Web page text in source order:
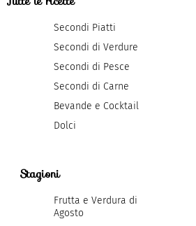
Secondi Piatti
Secondi di Verdure
Secondi di Pesce
Secondi di Carne
Bevande e Cocktail
Dolci
Stagioni
Frutta e Verdura di
Agosto